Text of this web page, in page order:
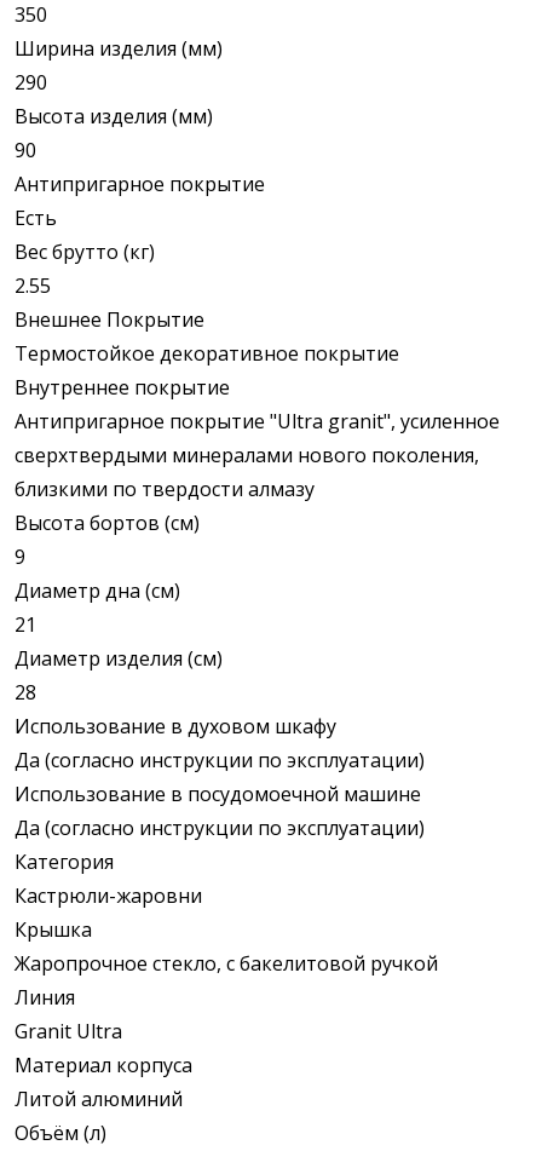
350
Ширина изделия (мм)
290
Высота изделия (мм)
90
Антипригарное покрытие
Есть
Вес брутто (кг)
2.55
Внешнее Покрытие
Термостойкое декоративное покрытие
Внутреннее покрытие
Антипригарное покрытие "Ultra granit", усиленное
сверхтвердыми минералами нового поколения,
близкими по твердости алмазу
Высота бортов (см)
9
Диаметр дна (см)
21
Диаметр изделия (см)
28
Использование в духовом шкафу
Да (согласно инструкции по эксплуатации)
Использование в посудомоечной машине
Да (согласно инструкции по эксплуатации)
Категория
Кастрюли-жаровни
Крышка
Жаропрочное стекло, с бакелитовой ручкой
Линия
Granit Ultra
Материал корпуса
Литой алюминий
Объём (л)